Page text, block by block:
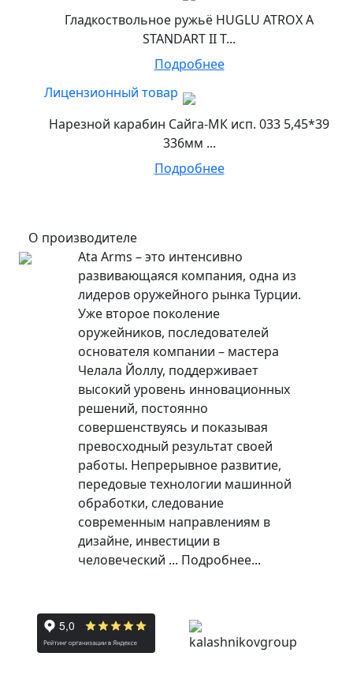
Гладкоствольное ружьё HUGLU ATROX A
STANDART II T...
Подробнее
Лицензионный товар
Нарезной карабин Сайга-МК исп. 033 5,45*39
336мм ...
Подробнее
О производителе
Ata Arms – это интенсивно
развивающаяся компания, одна из
лидеров оружейного рынка Турции.
Уже второе поколение
оружейников, последователей
основателя компании – мастера
Челала Йоллу, поддерживает
высокий уровень инновационных
решений, постоянно
совершенствуясь и показывая
превосходный результат своей
работы. Непрерывное развитие,
передовые технологии машинной
обработки, следование
современным направлениям в
дизайне, инвестиции в
человеческий ... Подробнее...